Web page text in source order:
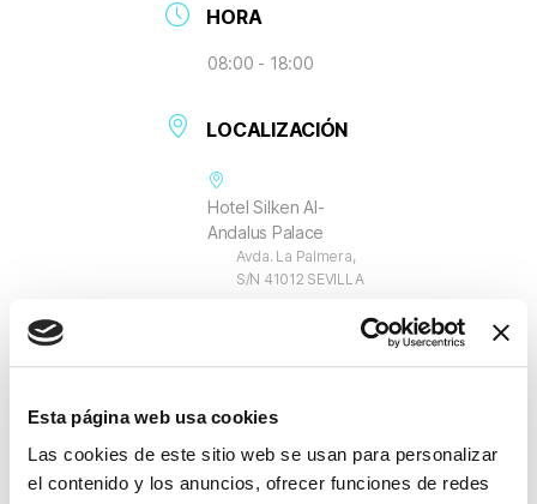
Esta página web usa cookies
Las cookies de este sitio web se usan para personalizar
el contenido y los anuncios, ofrecer funciones de redes
HORA
08:00 - 18:00
LOCALIZACIÓN
Hotel Silken Al-
Andalus Palace
Avda. La Palmera,
S/N 41012 SEVILLA